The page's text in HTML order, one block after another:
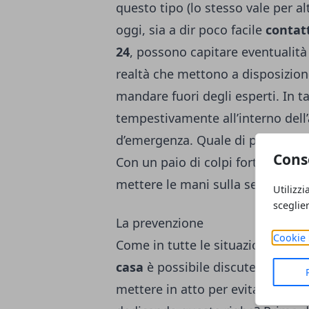
Cookie
questo tipo (lo stesso vale per
oggi, sia a dir poco facile
24, possono capitare
realtà che mettono a
mandare fuori degli esperti. In
tempestivamente all’interno
d’emergenza. Quale di preciso?
Con un paio di colpi forti, nella
mettere le mani sulla serratura.
La prevenzione
Come in tutte le situazioni,
casa è possibile discutere di
mettere in atto per evitare di